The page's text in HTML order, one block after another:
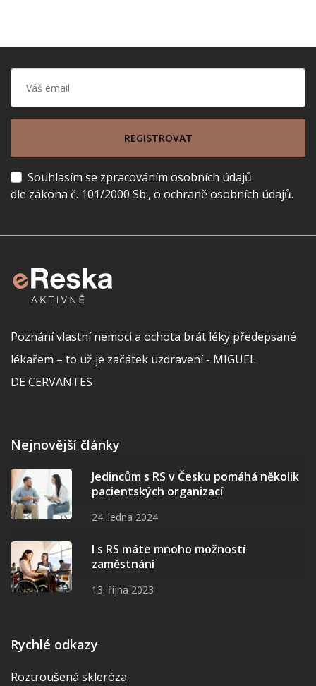
REGISTROVAT
Souhlasím se zpracováním osobních údajů
dle zákona č. 101/2000 Sb., o ochraně osobních údajů.
Poznání vlastní nemoci a ochota brát léky předepsané
lékařem – to už je začátek uzdravení - MIGUEL
DE CERVANTES
Nejnovější články
Jedincům s RS v Česku pomáhá několik
pacientských organizací
24. ledna 2024
I s RS máte mnoho možností
zaměstnání
13. října 2023
Rychlé odkazy
Roztroušená skleróza